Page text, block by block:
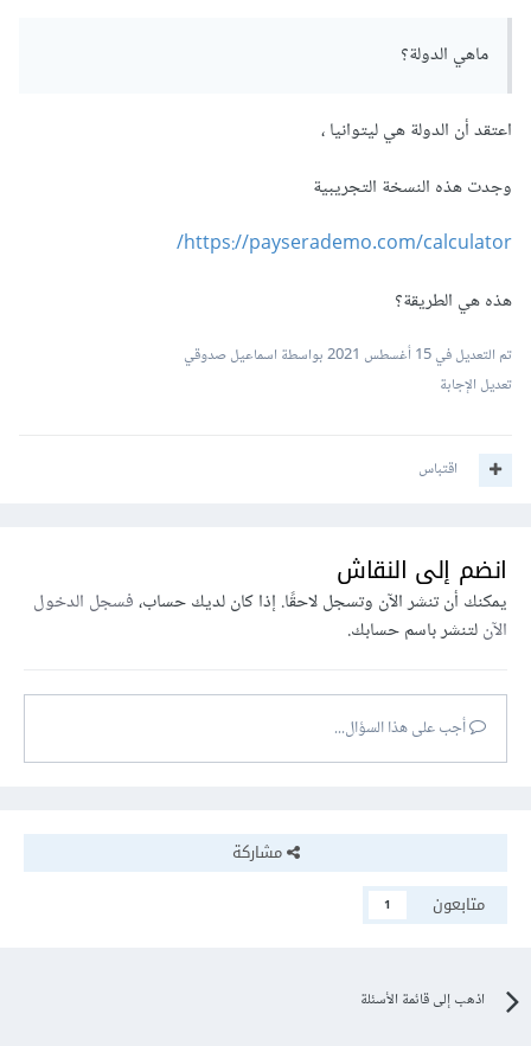
ماهي الدولة؟
اعتقد أن الدولة هي ليتوانيا ،
وجدت هذه النسخة التجريبية
https://payserademo.com/calculator/
هذه هي الطريقة؟
تم التعديل في15 أغسطس 2021
بواسطة اسماعيل صدوقي
تعديل الإجابة
اقتباس
انضم إلى النقاش
يمكنك أن تنشر الآن وتسجل لاحقًا. إذا كان لديك حساب،فسجل الدخول
الآنلتنشر باسم حسابك.
أجب على هذا السؤال...
مشاركة
متابعون
1
اذهب إلى قائمة الأسئلة